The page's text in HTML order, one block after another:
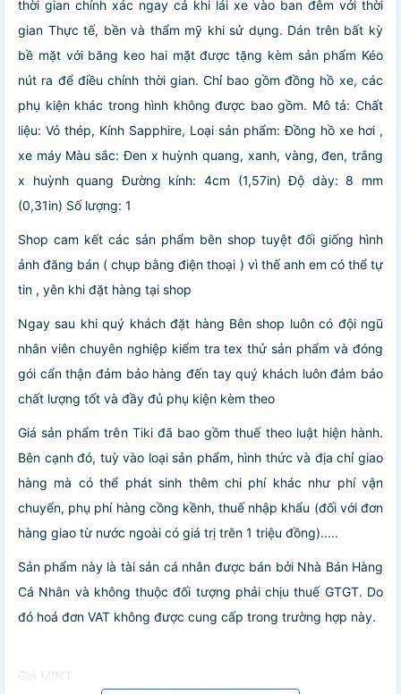
thời gian chính xác ngay cả khi lái xe vào ban đêm với thời
gian Thực tế, bền và thẩm mỹ khi sử dụng. Dán trên bất kỳ
bề mặt với băng keo hai mặt được tặng kèm sản phẩm Kéo
nút ra để điều chỉnh thời gian. Chỉ bao gồm đồng hồ xe, các
phụ kiện khác trong hình không được bao gồm. Mô tả: Chất
liệu: Vỏ thép, Kính Sapphire, Loại sản phẩm: Đồng hồ xe hơi ,
xe máy Màu sắc: Đen x huỳnh quang, xanh, vàng, đen, trắng
x huỳnh quang Đường kính: 4cm (1,57in) Độ dày: 8 mm
(0,31in) Số lượng: 1
Shop cam kết các sản phẩm bên shop tuyệt đối giống hình
ảnh đăng bán ( chụp bằng điện thoại ) vì thế anh em có thể tự
tin , yên khi đặt hàng tại shop
Ngay sau khi quý khách đặt hàng Bên shop luôn có đội ngũ
nhân viên chuyên nghiệp kiểm tra tex thử sản phẩm và đóng
gói cẩn thận đảm bảo hàng đến tay quý khách luôn đảm bảo
chất lượng tốt và đầy đủ phụ kiện kèm theo
Giá sản phẩm trên Tiki đã bao gồm thuế theo luật hiện hành.
Bên cạnh đó, tuỳ vào loại sản phẩm, hình thức và địa chỉ giao
hàng mà có thể phát sinh thêm chi phí khác như phí vận
chuyển, phụ phí hàng cồng kềnh, thuế nhập khẩu (đối với đơn
hàng giao từ nước ngoài có giá trị trên 1 triệu đồng).....
Sản phẩm này là tài sản cá nhân được bán bởi Nhà Bán Hàng
Cá Nhân và không thuộc đối tượng phải chịu thuế GTGT. Do
đó hoá đơn VAT không được cung cấp trong trường hợp này.
Giá MINT